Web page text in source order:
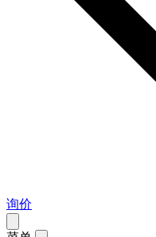
询价